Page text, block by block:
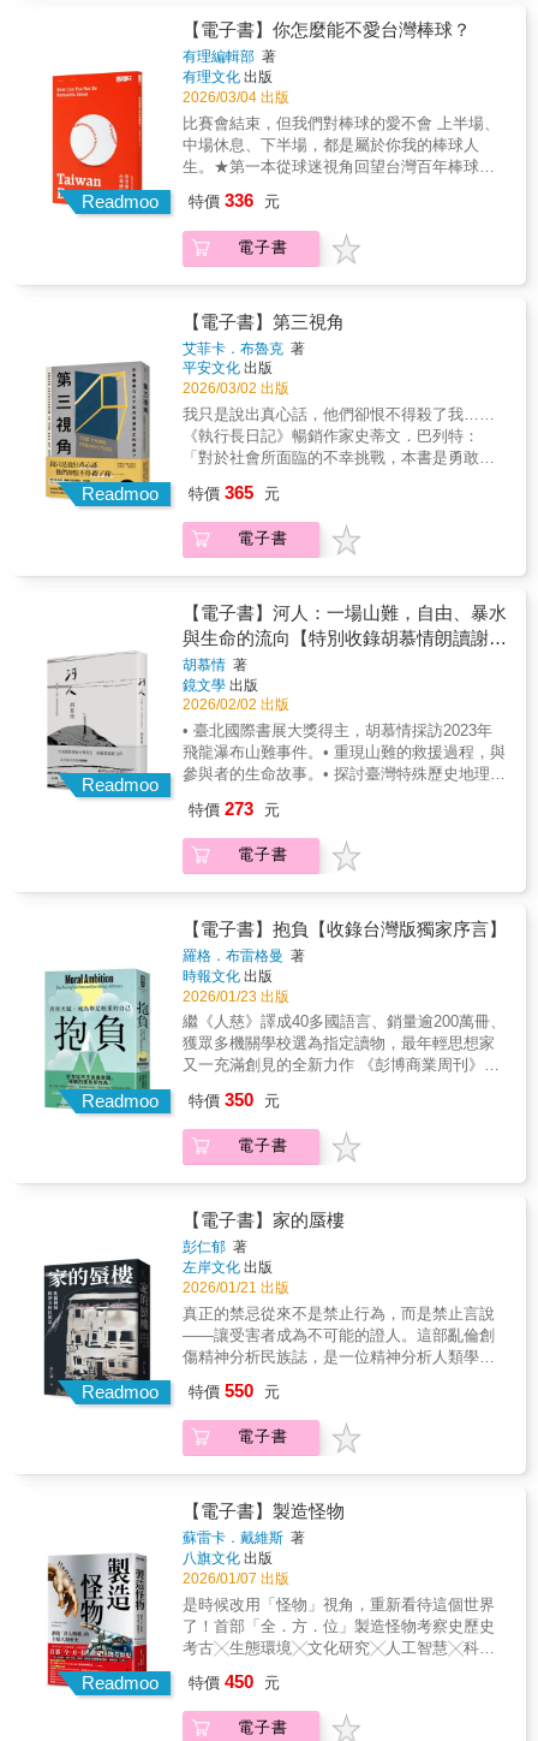
是團結，而不是敵對，唯有在部落中齊心協
力，我們才能在這個極化時代，開闊眼界、建
立自信、找到歸屬。❈ ❈ ❈掌握人類的3種
「部落本能」，就能掌握重塑文化、領導變革
的關鍵動力！▍同儕本能（融入多數人的行
為）人類天生渴望尋求接納與連結，所以我們
會想與周遭的人融合，藉此獲得認同、理解與
態」，並透過遵循這些模式來融入其中。懷疑
論者擔心從眾行為會扼殺創意，但這種模仿的
衝動正是實現群體協調與合作的關鍵，同時也
是人類最重要的一種創造力。▍英雄本能（效
法有聲望的人）一種人類渴望貢獻並贏得榮譽
的驅動力，就算犧牲自我也在所不惜。執行長
與名人不僅是偶像，更是社會價值觀的指標，
引領年輕一代仿效。就算要付出犧牲，懷疑論
者仍可能認為這種追求太過膚淺，但這股模仿
的衝動也促成了大規模的社會合作。當人們為
了贏得名望而展現善意與合作時，個人與群體
也將達成雙贏。▍仿祖本能（重現傳統的機
制）人類的內心深處渴望維繫傳統，這種本能
使我們珍視連續性、重視儀式感、從歷史中尋
統發揚光大。懷疑論者批判這是耽溺過去的懷
舊情結，但傳統主義其實創造了集體的記憶和
延續性，讓人感受到自己屬於某個比短暫個人
於換上精緻衣著、學會優雅談吐，進入曾經夢
想的世界，以為從此迎來康莊大道，但現實的
人生劇本卻可能是更揪心的拉扯：→必須在經
濟或情感上轉身離開，才能完成學業或換取理
想的工作……→努力從藍領爬升到白領階級，
卻與家人日益陌生，再也沒有共同話題……→
努力融入新環境，卻始終懷抱「冒牌者症候
群」，恐懼隨時被揭穿出身…… →脫離原生環
境後，仍必須面對親緣重擔的拖磨，在拒絕與
了，卻覺得自己像個背叛者？」本書作者珍妮
佛‧莫頓（Jennifer M. Morton）任教於有「窮人
哈佛」之稱的紐約市立學院，她結合自身經歷
上流動」必經的倫理困境。這不僅僅涉及個人
的選擇，更牽涉到社會結構的陣痛。莫頓主
張，我們必須將這些隱形代價置於社會、經濟
與歷史的脈絡下，重新建構一套關於向上流動
的敘事。讓每一位力爭上游者在實現階級跨越
的同時，依然能保有完整的自我，並為曾經養
育自己的家庭與社群，帶回真正的光亮。
Readmoo
【電子書】你怎麼能不愛台灣棒球？
有理編輯部 著
有理文化 出版
2026/03/04 出版
比賽會結束，但我們對棒球的愛不會 上半場、
中場休息、下半場，都是屬於你我的棒球人
生。★第一本從球迷視角回望台灣百年棒球文
× 跨世代球迷記憶，一次收錄！這不是一本只
談歷史、比賽勝負的棒球書，而是一場從百年
前開打、至今仍在延長賽的台灣棒球夢。從少
今天重新湧入球場的人潮──我們為什麼會如此
熱愛棒球？本期《故事別冊》將台灣百年棒球
文化以一場「棒球比賽」為結構，全書分成上
半場、中場休息與下半場，以球迷最熟悉的節
奏，重新走進台灣棒球的百年現場：●上半場：
從仰慕棒球英雄的台灣少年出發，看這些少年
們，如何一棒接一棒，將對棒球的熱愛傳遞下
去，為這場百年比賽揭開序幕；而那些耳熟能
詳的多聲道棒球術語，其中又隱藏著哪些台灣
場的第一場中職比賽說起，看棒球如何成為台
灣人生活中不可或缺的一部分；隨著網路時代
的來臨，PTT鄉民構築出自台灣土地長出來的
憶；而那些陪伴許多人成長的漫畫、歌曲、應
援口號，如何拼貼出屬於九○年代的棒球記憶？
●下半場：走過五次簽賭風暴的台灣棒球如何重
新再站起來？讓我們將場景交給如今正在棒球
產業中努力的人們──球員周思齊、會長蔡其
昌、應援團長勛雞，他們既是熱愛棒球的球
迷，也是親身投入棒球產業的行動者；去球場
看球賽向來是台灣人重要的休閒娛樂，如今，
啦隊熱情應援，還要注重球場穿搭、品嘗球場
美食，台灣棒球賽的熱情與活力，讓來球場看
球如同來到遊樂場；而台灣棒球能談的遠不只
球。這是一本寫給老球迷的回憶Mook，也是一
封給新球迷的入坑指南。只要還有球員在場
上、只要還有球迷願意走進球場、為球賽熱情
應援──台灣棒球，就永遠是一場尚未結束的比
賽。扎根台灣土壤的棒球，是一種跨越世代的
情感連結無論你的球迷資歷或年齡世代，都能
從中找到共鳴點， 所以，你怎麼能不愛台灣棒
球？本書特色●一本書，看懂台灣百年棒球●本
書從球迷的角度出發，將台灣百年棒球史，拆
蒙、戰後的集體榮耀，到職棒時代的高峰與低
谷，再到今日球場的重新熱鬧，用最貼近生活
的方式，帶你一次讀懂台灣棒球。 ●不只歷
援文化、戰歌、漫畫、球場美食與時尚風格，
從觀眾席到球場中央，從比賽到生活，完整呈
現棒球如何成為台灣人的日常娛樂與文化記
憶。就算不是死忠球迷，也能輕鬆讀懂、快速
入坑。 ●關鍵人物 × 熱門話題，一次到位●專訪
球員、中職會長、球評、應援團長與Podcast主
持人，從不同視角理解棒球的現在與未來；同
台灣棒球走向的重要時刻；以及近年來正夯的
運動科學、女子棒球議題。 ●給不同世代台灣
棒球迷的完全保存Mook● 無論是從三級棒球、
本《你怎麼能不愛台灣棒球？》，都是你重新
認識、再次愛上台灣棒球的入門指南。
特價 336 元
電子書
Readmoo
【電子書】第三視角
艾菲卡．布魯克 著
平安文化 出版
2026/03/02 出版
我只是說出真心話，他們卻恨不得殺了我……
《執行長日記》暢銷作家史蒂文．巴列特：
「對於社會所面臨的不幸挑戰，本書是勇敢且
佳選書瘋傳超過1900萬次話題爆文！獲邀至劍
橋大學演講！英國當代最受矚目的文化思想領
袖，撼動全球的時代叩問！這是個「非友即
擇，建立屬於你的「第三視角」。❈ ❈ ❈這
個世界上，沒有人天生正確。大家都這麼說，
不代表你就該跟著這樣想。當政治、世代、性
別的對立不斷，網路上到處充斥著暴戾之氣，
人們往往因為意見不同就被清算出征。在這樣
一個缺乏包容的時代，如何才能勇敢地做自
己？艾菲卡．布魯克指出：想在分裂的社會中
保持冷靜、進行有意義的對話，就要培養「第
三視角」。第三視角不僅是一種表達方式，更
是一面鏡子，讓人看清同溫層如何扭曲現實，
不是敢講敢戰、讓對方難堪，而是重新找回灰
色地帶的彈性、懂得接納不完美、在質疑中成
長，並探索自身的觀點與價值。本書以覺察、
略、4種溝通技巧、3種情商訓練，從傾聽、陳
述到衝突化解，帶領讀者逐步克服害怕「說錯
話」所引發的恐懼。從眾不是解答，理解不等
於接受，勇敢擺脫隨波逐流的群體迷思，你就
能用充滿說服力的聲音，迎向這個世界！寇克
斯評論：「一本專為積極追求自我成長的人設
計的指南書！」英、美Amazon讀者直逼
文化最敏銳的思想家之一，她以清醒的同理心
和洞察力提出令人信服的觀點！――《午夜圖
書館》作者／麥特．海格艾菲卡．布魯克是一
可．勒佩拉布魯克採用深具啟發性的獨特方
式，來處理常見與複雜的問題，令人耳目一
新。她以多元的視角檢視問題，並將這些觀點
視為力量、品格與善良的根基。――《為何我
她勇於踏足多數人無法或不願涉足的領域，以
包容心和同理心邀請他人加入她的行列，並展
現出一位真正的導師和領袖的風範。我毫不懷
疑她會改變世界，事實上，她已經開始了！
卡讓我對自己的想法充滿信心，並賦予我勇氣
去表達這些想法。――《今晨醒來》作者、演
員／麥克．英普雷歐里在這個日益「部落化」
忽視了共同的人性，而她猶如一座橋梁，引領
我們向前。一個無與倫比的作家，我們需要
她，也需要這本書！――《像女人一樣戒酒》
作者／霍莉．惠特克❈ ❈ ❈她的方法始於覺
察。從成長經歷中回顧，操場上、餐桌上、社
區裡的人際互動模式，是否仍影響你，對人信
任與否，在融入和獨立間的掙扎，對認同的渴
處的恐懼，它影響了你為自己人生所編織的故
事、你的自我認知。在親密關係中，你是否為
了和諧，而壓抑自己的感受？別人對你抱持錯
特價 365 元
電子書
Readmoo
【電子書】河人：一場山難，自由、暴水
與生命的流向【特別收錄胡慕情朗讀謝
誌】
胡慕情 著
鏡文學 出版
2026/02/02 出版
• 臺北國際書展大獎得主，胡慕情採訪2023年
飛龍瀑布山難事件。• 重現山難的救援過程，與
參與者的生命故事。• 探討臺灣特殊歷史地理環
的追求，生死哲學的深思。山岳、河流、自
由、渴望與死亡所帶給我們的一切臺北國際書
展大獎得主----胡慕情最新力作傾聽那些走向群
響。儘管微弱，卻很清晰。」──胡慕情2023年
5月，十名溪降者背著繩索走入飛龍峽谷的瀑
布，因預料外的急降雨與暴漲的溪水，使其中
五人罹難。水的結界，讓他們曾一次次直面幽
暗、漩渦、湍急，卻也迎接過明亮、自由與輕
盈。當責難、輿論與標籤席捲而來，胡慕情試
圖帶讀者越過「為什麽要去？」的單一追問，
走向實際繫上繩索、裝備的人，與那些在岸上
等待的人。因一場生命告別而開始攀岩，胡慕
量。她以細腻的田調與採訪，重構整起山難從
預備進入、受困到搜救的時間，追索罹難者生
前的腳步：他們如何愛上山與水？為何一次次
回到峽谷？這是一本關於生與死、自由與渴望
的書。每個走向群山、降入溪谷的人，都有無
法被簡化為一句話的理由。縱然死亡的陰影從
未遠離，人類仍持續走向邊界與荒野。而多山
的臺灣，也持續以壯麗與莫測，回應這份執著
的呼喚。
特價 273 元
電子書
Readmoo
【電子書】抱負【收錄台灣版獨家序言】
羅格．布雷格曼 著
時報文化 出版
2026/01/23 出版
繼《人慈》譯成40多國語言、銷量逾200萬冊、
獲眾多機關學校選為指定讀物，最年輕思想家
又一充滿創見的全新力作 《彭博商業周刊》評
是有所作為。 歷史上的每一個里程碑，都是由
一群人將抱負化為行動所促成，踏出一步，下
一場改變也將有你的一席之地。 「知道」有兩
面對你知道會成真的後果。 ▎無關你是誰，而
是你想成為誰 歷史上諸如廢奴主義、女權運動
等每一個標誌性進展，背後都有一群先行者獻
身於自己衷心 相信的志業。科學家想知道所謂
的英雄是否具有更強的「利他人格」，而在訪
察過二戰期間 挺身庇護猶太人的人之後，他們
發現： 英雄與平凡人的差異，微乎其微。 如果
你想有所作為，並非取決於你是否「天生是改
變世界的料」，又或者你是否具備特定的特
善事成為一個好人。 ▎多數人不會主動挺身而
出， 但被提出要求時，96%的人會義不容辭 大
多數人的行為都在跟隨群眾，我們遵循被教導
的方式去行動，儘管自以為自由，其實只是按
照歸屬感的渴望在過日子。然而，世界的進步
往往有賴於「不妥協的少數」。 每個人都有自
己的行動門檻，極少數人不需要鼓勵就會挺身
而出，心理學家把他們稱為「零號人」，但大
多數人只在別人引領下才敢採取行動：一號人
的前面只需要一個人；二號人如果有兩個盟友
就會有所作為；而百萬號人只有在半個國家都
走上街頭時才會跟進。 對多數人而言，只要願
意接受他人啟發，就可以降低自己的行動門
檻。 ▎雄心抱負，需要你的一點自負來成就 你
在意的是工作頭銜，還是工作價值？近期的研
特價 350 元
電子書
Readmoo
【電子書】家的蜃樓
彭仁郁 著
左岸文化 出版
2026/01/21 出版
真正的禁忌從來不是禁止行為，而是禁止言說
——讓受害者成為不可能的證人。這部亂倫創
傷精神分析民族誌，是一位精神分析人類學者
傷，學習一起「做」療癒的實踐紀錄；也是一
幅從陰暗面重新勾勒「家」為何物的習作
「家」通常被視為物質經濟、社會網絡、情感
個體的身心健康狀態和人際關係發展基本模
式。亂倫性侵挑戰了社會大眾對「家」的既定
想像。而亂倫家庭中加害者與受害者之間的親
屬關係，不僅對內對外遮掩了此特殊暴力的暴
力性質，亂倫性侵使得親子之間本就存在的身
心界限的模糊曖昧，難以得到適切的分離和劃
分，使得受害孩童的「我」停留在一個難以與
他者分離的情感依附模式中，進而嚴重影響了
與他者進入互為主體關係的能力。本書的兩位
倫性侵複合型家庭暴力的受害者。除了極端的
特價 550 元
電子書
Readmoo
【電子書】製造怪物
蘇雷卡．戴維斯 著
八旗文化 出版
2026/01/07 出版
是時候改用「怪物」視角，重新看待這個世界
了！首部「全．方．位」製造怪物考察史歷史
考古╳生態環境╳文化研究╳人工智慧╳科幻
機關係爬梳科幻經典、性別國族、文學電影、
寰宇堪輿各式文獻上山下海進博物館，打開塵
封檔案庫【小試身手】對於下列提問，你怎麼
特價 450 元
電子書